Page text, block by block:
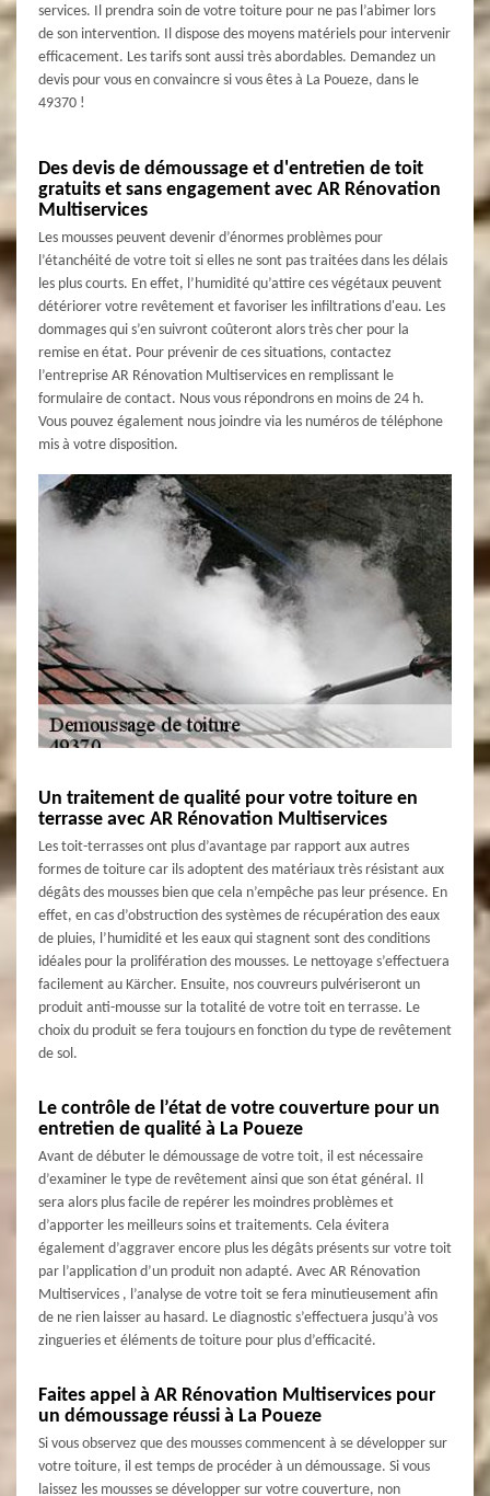
services. Il prendra soin de votre toiture pour ne pas l’abimer lors
de son intervention. Il dispose des moyens matériels pour intervenir
efficacement. Les tarifs sont aussi très abordables. Demandez un
devis pour vous en convaincre si vous êtes à La Poueze, dans le
49370 !
Des devis de démoussage et d'entretien de toit
gratuits et sans engagement avec AR Rénovation
Multiservices
Les mousses peuvent devenir d’énormes problèmes pour
l’étanchéité de votre toit si elles ne sont pas traitées dans les délais
les plus courts. En effet, l’humidité qu’attire ces végétaux peuvent
détériorer votre revêtement et favoriser les infiltrations d'eau. Les
dommages qui s’en suivront coûteront alors très cher pour la
remise en état. Pour prévenir de ces situations, contactez
l’entreprise AR Rénovation Multiservices en remplissant le
formulaire de contact. Nous vous répondrons en moins de 24 h.
Vous pouvez également nous joindre via les numéros de téléphone
mis à votre disposition.
Un traitement de qualité pour votre toiture en
terrasse avec AR Rénovation Multiservices
Les toit-terrasses ont plus d’avantage par rapport aux autres
formes de toiture car ils adoptent des matériaux très résistant aux
dégâts des mousses bien que cela n’empêche pas leur présence. En
effet, en cas d’obstruction des systèmes de récupération des eaux
de pluies, l’humidité et les eaux qui stagnent sont des conditions
idéales pour la prolifération des mousses. Le nettoyage s’effectuera
facilement au Kärcher. Ensuite, nos couvreurs pulvériseront un
produit anti-mousse sur la totalité de votre toit en terrasse. Le
choix du produit se fera toujours en fonction du type de revêtement
de sol.
Le contrôle de l’état de votre couverture pour un
entretien de qualité à La Poueze
Avant de débuter le démoussage de votre toit, il est nécessaire
d’examiner le type de revêtement ainsi que son état général. Il
sera alors plus facile de repérer les moindres problèmes et
d’apporter les meilleurs soins et traitements. Cela évitera
également d’aggraver encore plus les dégâts présents sur votre toit
par l’application d’un produit non adapté. Avec AR Rénovation
Multiservices , l’analyse de votre toit se fera minutieusement afin
de ne rien laisser au hasard. Le diagnostic s’effectuera jusqu’à vos
zingueries et éléments de toiture pour plus d’efficacité.
Faites appel à AR Rénovation Multiservices pour
un démoussage réussi à La Poueze
Si vous observez que des mousses commencent à se développer sur
votre toiture, il est temps de procéder à un démoussage. Si vous
laissez les mousses se développer sur votre couverture, non